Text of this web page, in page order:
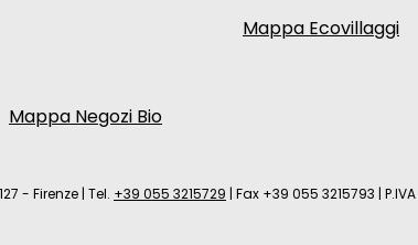
Mappa Negozi Bio
Mappa Ecovillaggi
- Firenze | Tel. +39 055 3215729 | Fax +39 055 3215793 | P.IVA